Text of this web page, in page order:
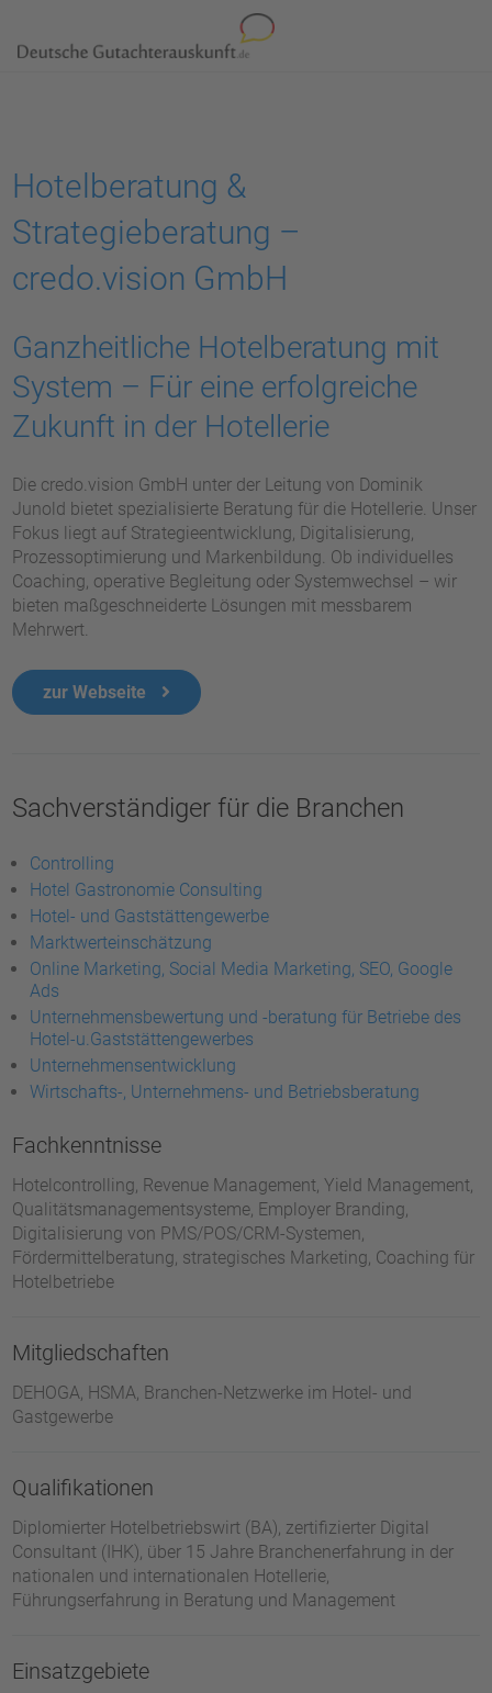
Hotelberatung &
Strategieberatung –
credo.vision GmbH
Ganzheitliche Hotelberatung mit
System – Für eine erfolgreiche
Zukunft in der Hotellerie
Die credo.vision GmbH unter der Leitung von Dominik
Junold bietet spezialisierte Beratung für die Hotellerie. Unser
Fokus liegt auf Strategieentwicklung, Digitalisierung,
Prozessoptimierung und Markenbildung. Ob individuelles
Coaching, operative Begleitung oder Systemwechsel – wir
bieten maßgeschneiderte Lösungen mit messbarem
Mehrwert.
zur Webseite
Sachverständiger für die Branchen
Controlling
Hotel Gastronomie Consulting
Hotel- und Gaststättengewerbe
Marktwerteinschätzung
Online Marketing, Social Media Marketing, SEO, Google
Ads
Unternehmensbewertung und -beratung für Betriebe des
Hotel-u.Gaststättengewerbes
Unternehmensentwicklung
Wirtschafts-, Unternehmens- und Betriebsberatung
Fachkenntnisse
Hotelcontrolling, Revenue Management, Yield Management,
Qualitätsmanagementsysteme, Employer Branding,
Digitalisierung von PMS/POS/CRM-Systemen,
Fördermittelberatung, strategisches Marketing, Coaching für
Hotelbetriebe
Mitgliedschaften
DEHOGA, HSMA, Branchen-Netzwerke im Hotel- und
Gastgewerbe
Qualifikationen
Diplomierter Hotelbetriebswirt (BA), zertifizierter Digital
Consultant (IHK), über 15 Jahre Branchenerfahrung in der
nationalen und internationalen Hotellerie,
Führungserfahrung in Beratung und Management
Einsatzgebiete